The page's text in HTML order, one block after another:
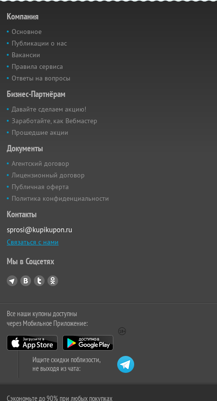
Компания
Основное
Публикации о нас
Вакансии
Правила сервиса
Ответы на вопросы
Бизнес-Партнёрам
Давайте сделаем акцию!
Заработайте, как Вебмастер
Прошедшие акции
Документы
Агентский договор
Лицензионный договор
Публичная оферта
Политика конфиденциальности
Контакты
sprosi@kupikupon.ru
Связаться с нами
Мы в Соцсетях
Все наши купоны доступны
через Мобильное Приложение:
Ищите скидки поблизости,
не выходя из чата:
Сэкономьте до 90% при любых покупках